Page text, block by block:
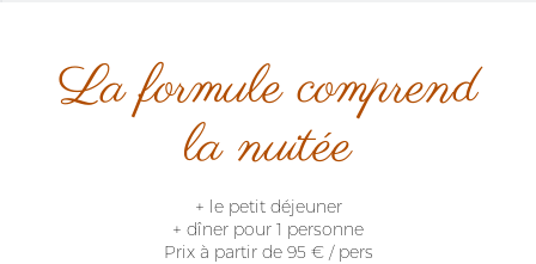
La formule comprend
la nuitée
+ le petit déjeuner
+ dîner pour 1 personne
Prix à partir de 95 € / pers